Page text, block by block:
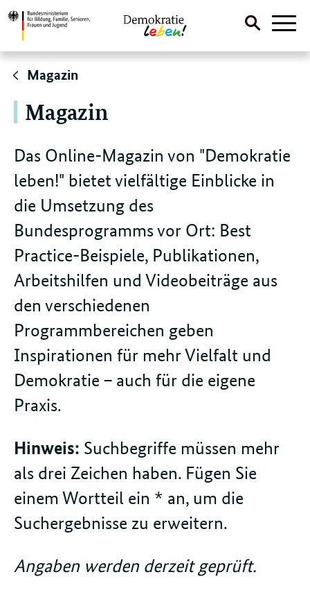
Direktlink:
Suche
Magazin
Magazin
Das Online-Magazin von "Demokratie
leben!" bietet vielfältige Einblicke in
die Umsetzung des
Bundesprogramms vor Ort: Best
Practice-Beispiele, Publikationen,
Arbeitshilfen und Videobeiträge aus
den verschiedenen
Programmbereichen geben
Inspirationen für mehr Vielfalt und
Demokratie – auch für die eigene
Praxis.
Hinweis: Suchbegriffe müssen mehr
als drei Zeichen haben. Fügen Sie
einem Wortteil ein * an, um die
Suchergebnisse zu erweitern.
Angaben werden derzeit geprüft.